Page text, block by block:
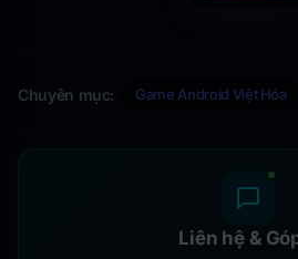
Chuyên mục: Game Android Việt Hóa
Liên hệ &